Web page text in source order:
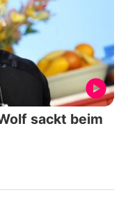
sackt beim